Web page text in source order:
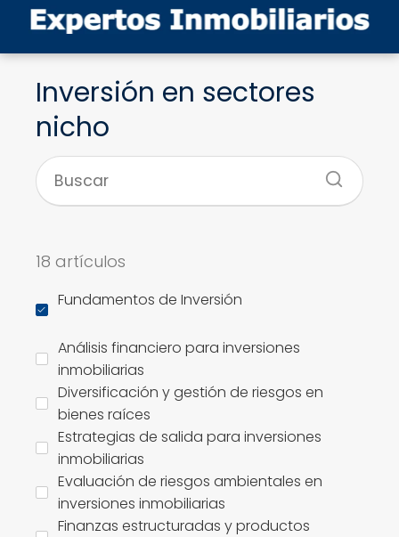
Inversión en sectores
nicho
18 artículos
Fundamentos de Inversión
Análisis financiero para inversiones
inmobiliarias
Diversificación y gestión de riesgos en
bienes raíces
Estrategias de salida para inversiones
inmobiliarias
Evaluación de riesgos ambientales en
inversiones inmobiliarias
Finanzas estructuradas y productos